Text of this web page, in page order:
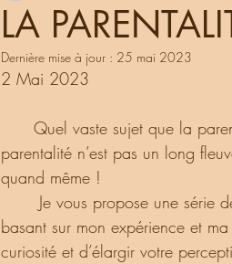
LA
Dernière mise à jour : 25 mai 2023
2 Mai 2023
parentalité n’est pas un long
quand même !
basant sur mon expérience et
curiosité et d’élargir votre